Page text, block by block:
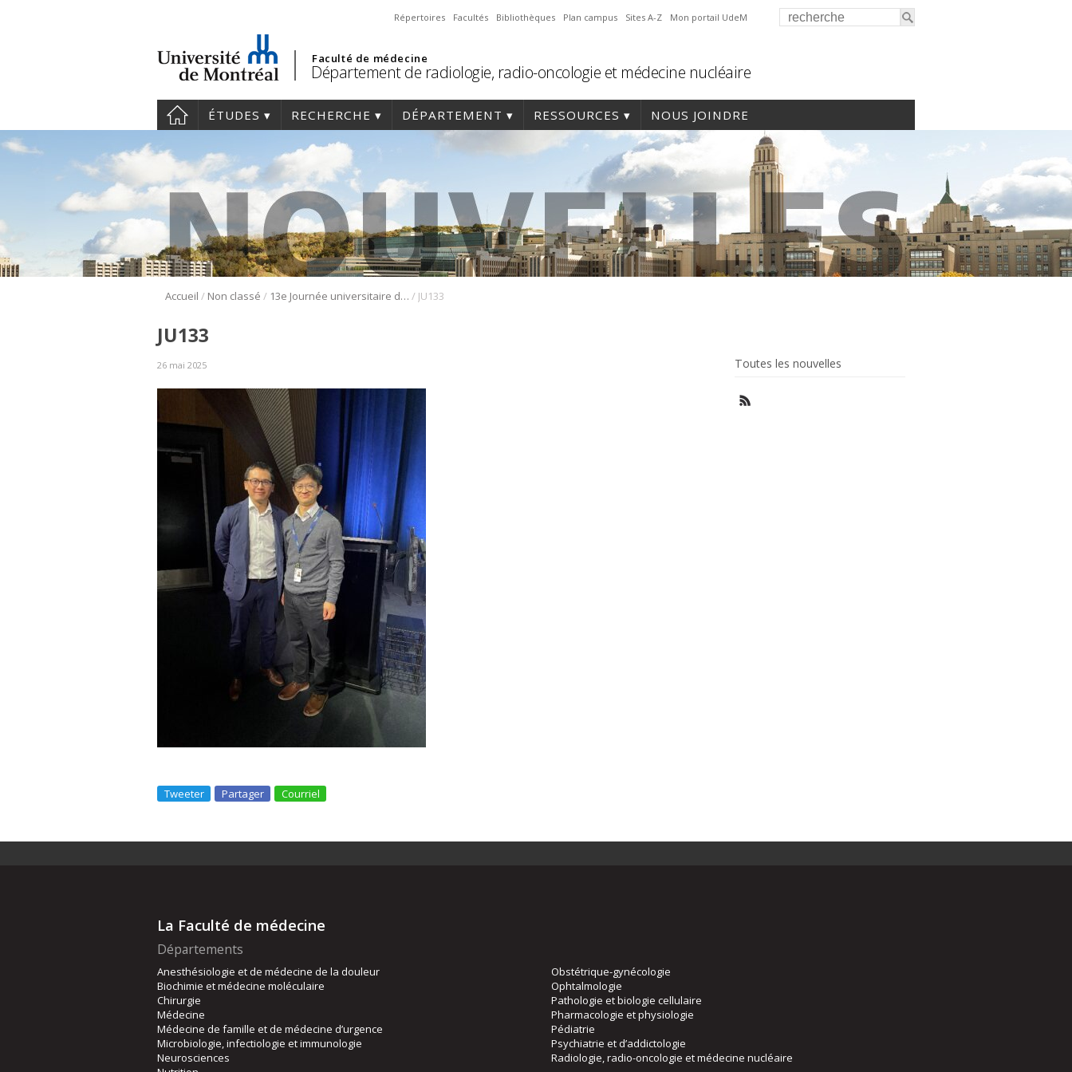
Répertoires Facultés Bibliothèques Plan campus Sites A-Z Mon portail UdeM
Faculté de médecine
Département de radiologie, radio-oncologie et médecine nucléaire
ÉTUDES RECHERCHE DÉPARTEMENT RESSOURCES NOUS JOINDRE
Accueil / Non classé / 13e Journée universitaire du Département de radiologie, radio-oncologie et médecine nucléaire / JU133
Toutes les nouvelles
JU133
26 mai 2025
Tweeter Partager Courriel
La Faculté de médecine
Départements
Anesthésiologie et de médecine de la douleur
Biochimie et médecine moléculaire
Chirurgie
Médecine
Médecine de famille et de médecine d’urgence
Microbiologie, infectiologie et immunologie
Neurosciences
Obstétrique-gynécologie
Ophtalmologie
Pathologie et biologie cellulaire
Pharmacologie et physiologie
Pédiatrie
Psychiatrie et d’addictologie
Radiologie, radio-oncologie et médecine nucléaire